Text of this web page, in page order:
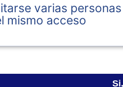
varias
mismo acceso